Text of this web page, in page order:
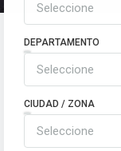
Seleccione
DEPARTAMENTO
Seleccione
CIUDAD / ZONA
Seleccione